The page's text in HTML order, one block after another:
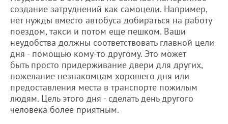
создание затруднений как самоцели. Например,
нет нужды вместо автобуса добираться на работу
поездом, такси и потом еще пешком. Ваши
неудобства должны соответствовать главной цели
дня - помощью кому-то другому. Это может
быть просто придерживание двери для других,
пожелание незнакомцам хорошего дня или
предоставления места в транспорте пожилым
людям. Цель этого дня - сделать день другого
человека более приятным.